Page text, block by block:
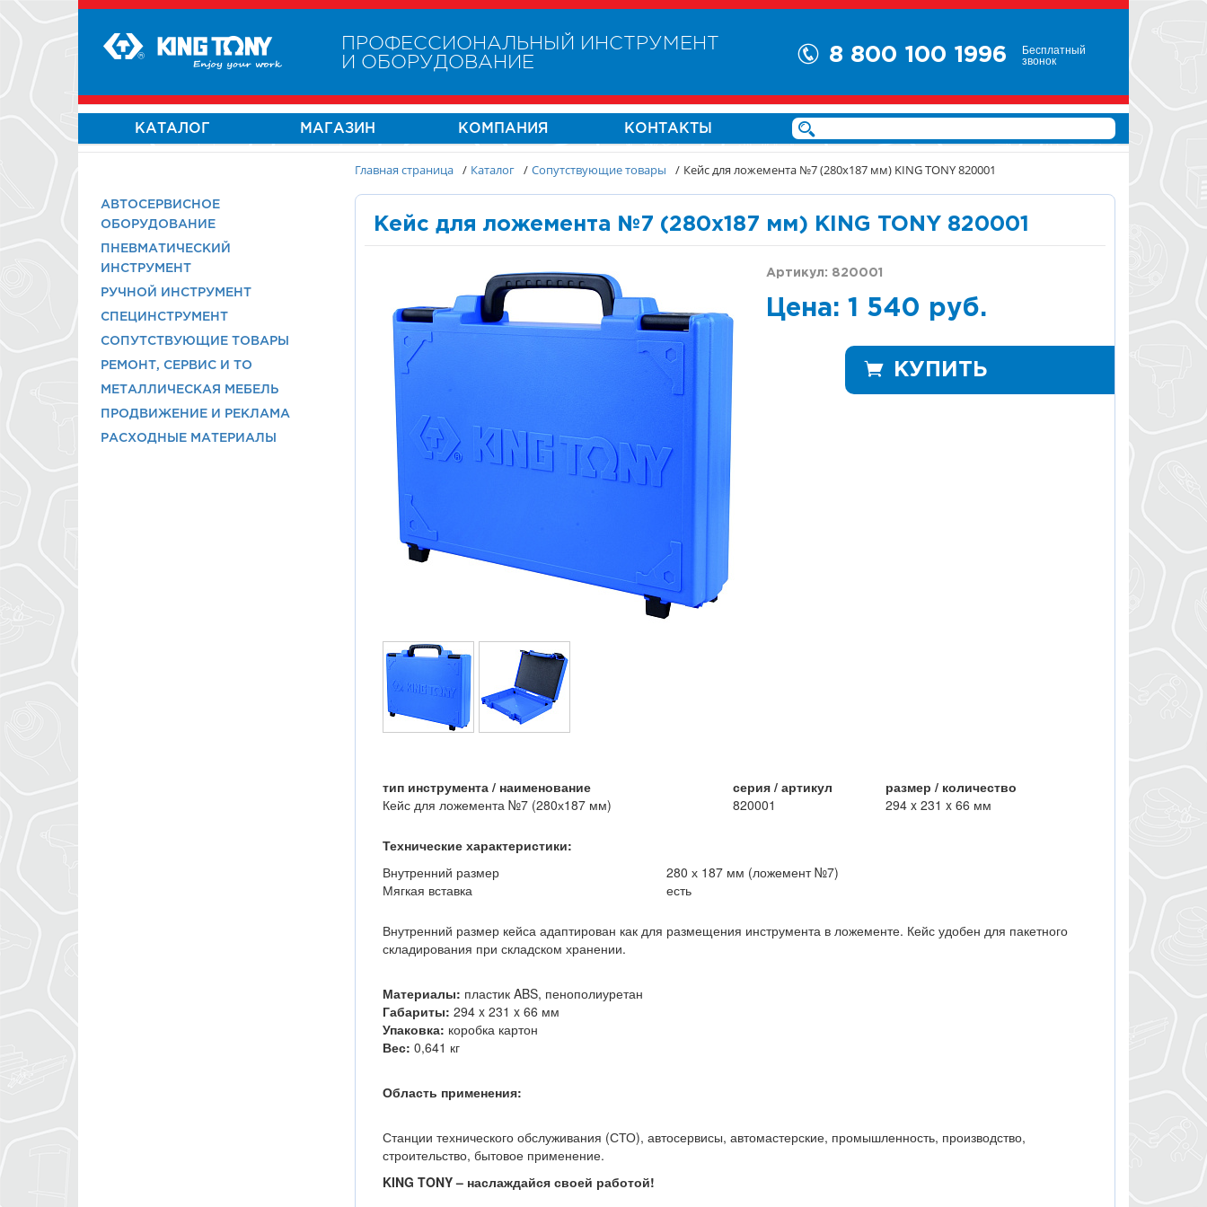
ПРОФЕССИОНАЛЬНЫЙ ИНСТРУМЕНТ
И ОБОРУДОВАНИЕ
8 800 100 1996 Бесплатный
звонок
КАТАЛОГ МАГАЗИН КОМПАНИЯ КОНТАКТЫ
Главная страница / Каталог / Сопутствующие товары / Кейс для ложемента №7 (280х187 мм) KING TONY 820001
АВТОСЕРВИСНОЕ
ОБОРУДОВАНИЕ
ПНЕВМАТИЧЕСКИЙ
ИНСТРУМЕНТ
РУЧНОЙ ИНСТРУМЕНТ
СПЕЦИНСТРУМЕНТ
СОПУТСТВУЮЩИЕ ТОВАРЫ
РЕМОНТ, СЕРВИС И ТО
МЕТАЛЛИЧЕСКАЯ МЕБЕЛЬ
ПРОДВИЖЕНИЕ И РЕКЛАМА
РАСХОДНЫЕ МАТЕРИАЛЫ
Кейс для ложемента №7 (280х187 мм) KING TONY 820001
Артикул: 820001
Цена: 1 540 руб.
КУПИТЬ
тип инструмента / наименование серия / артикул
размер / количество
Кейс для ложемента №7 (280х187 мм)
820001 294 x 231 x 66 мм
Технические характеристики:
Внутренний размер
280 х 187 мм (ложемент №7)
Мягкая вставка
есть
Внутренний размер кейса адаптирован как для размещения инструмента в ложементе. Кейс удобен для пакетного
складирования при складском хранении.
Материалы: пластик ABS, пенополиуретан
Габариты: 294 x 231 x 66 мм
Упаковка: коробка картон
Вес: 0,641 кг
Область применения:
Станции технического обслуживания (СТО), автосервисы, автомастерские, промышленность, производство,
строительство, бытовое применение.
KING TONY – наслаждайся своей работой!